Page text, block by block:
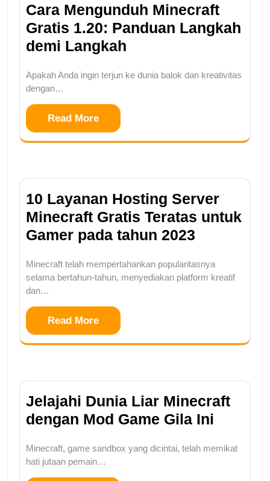
Cara Mengunduh Minecraft
Gratis 1.20: Panduan Langkah
demi Langkah
Apakah Anda ingin terjun ke dunia balok dan kreativitas
dengan…
Read More
10 Layanan Hosting Server
Minecraft Gratis Teratas untuk
Gamer pada tahun 2023
Minecraft telah mempertahankan popularitasnya
selama bertahun-tahun, menyediakan platform kreatif
dan…
Read More
Jelajahi Dunia Liar Minecraft
dengan Mod Game Gila Ini
Minecraft, game sandbox yang dicintai, telah memikat
hati jutaan pemain…